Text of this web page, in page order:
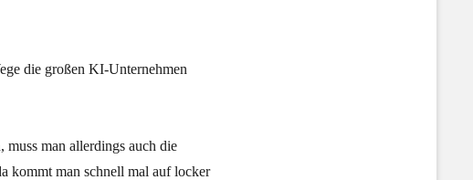
die großen KI-Unternehmen
man allerdings auch die
kommt man schnell mal auf locker